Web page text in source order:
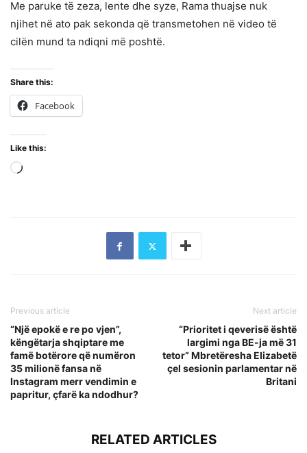
Me paruke të zeza, lente dhe syze, Rama thuajse nuk
njihet në ato pak sekonda që transmetohen në video të
cilën mund ta ndiqni më poshtë.
Share this:
Facebook
Like this:
Previous article
“Një epokë e re po vjen”,
këngëtarja shqiptare me
famë botërore që numëron
35 milionë fansa në
Instagram merr vendimin e
papritur, çfarë ka ndodhur?
Next article
“Prioritet i qeverisë është
largimi nga BE-ja më 31
tetor” Mbretëresha Elizabetë
çel sesionin parlamentar në
Britani
RELATED ARTICLES